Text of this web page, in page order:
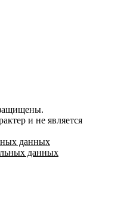
и не является
данных
данных